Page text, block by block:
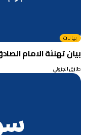
بيانات
بيان تهنئة الامام
طارق الجزولي